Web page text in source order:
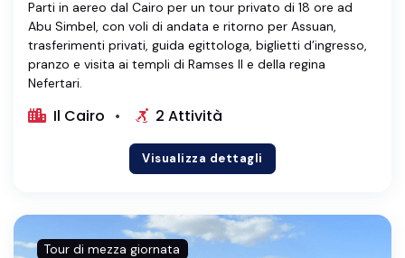
Parti in aereo dal Cairo per un tour privato di 18 ore ad
Abu Simbel, con voli di andata e ritorno per Assuan,
trasferimenti privati, guida egittologa, biglietti d’ingresso,
pranzo e visita ai templi di Ramses II e della regina
Nefertari.
Il Cairo 2 Attività
Visualizza dettagli
Tour di mezza giornata